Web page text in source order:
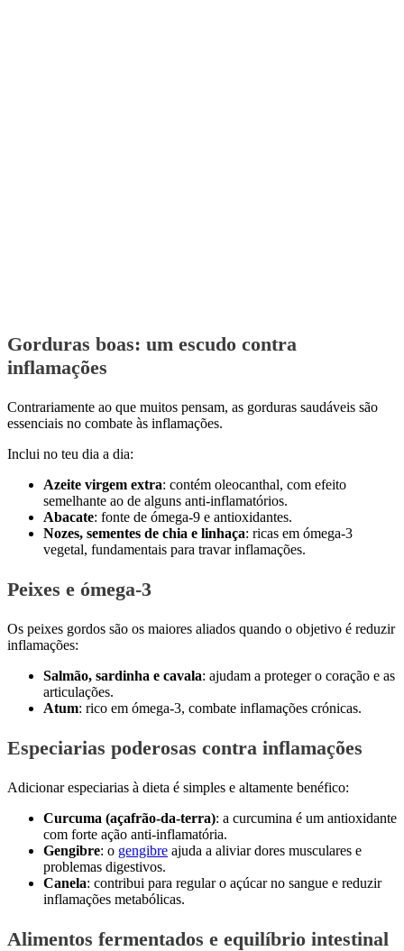
Gorduras boas: um escudo contra
inflamações
Contrariamente ao que muitos pensam, as gorduras saudáveis são
essenciais no combate às inflamações.
Inclui no teu dia a dia:
Azeite virgem extra: contém oleocanthal, com efeito
semelhante ao de alguns anti-inflamatórios.
Abacate: fonte de ómega-9 e antioxidantes.
Nozes, sementes de chia e linhaça: ricas em ómega-3
vegetal, fundamentais para travar inflamações.
Peixes e ómega-3
Os peixes gordos são os maiores aliados quando o objetivo é reduzir
inflamações:
Salmão, sardinha e cavala: ajudam a proteger o coração e as
articulações.
Atum: rico em ómega-3, combate inflamações crónicas.
Especiarias poderosas contra inflamações
Adicionar especiarias à dieta é simples e altamente benéfico:
Curcuma (açafrão-da-terra): a curcumina é um antioxidante
com forte ação anti-inflamatória.
Gengibre: o gengibre ajuda a aliviar dores musculares e
problemas digestivos.
Canela: contribui para regular o açúcar no sangue e reduzir
inflamações metabólicas.
Alimentos fermentados e equilíbrio intestinal